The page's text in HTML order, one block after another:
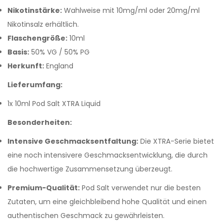
Nikotinstärke: Wahlweise mit 10mg/ml oder 20mg/ml
Nikotinsalz erhältlich.
Flaschengröße: 10ml
Basis: 50% VG / 50% PG
Herkunft: England
Lieferumfang:
1x 10ml Pod Salt XTRA Liquid
Besonderheiten:
Intensive Geschmacksentfaltung: Die XTRA-Serie bietet
eine noch intensivere Geschmacksentwicklung, die durch
die hochwertige Zusammensetzung überzeugt.
Premium-Qualität: Pod Salt verwendet nur die besten
Zutaten, um eine gleichbleibend hohe Qualität und einen
authentischen Geschmack zu gewährleisten.